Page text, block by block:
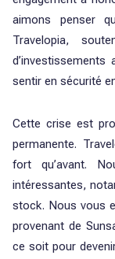
aimons penser
Travelopia,
sentir en sécurité
Cette crise est
permanente.
fort qu’avant.
intéressantes,
stock. Nous vous
provenant de
ce soit pour